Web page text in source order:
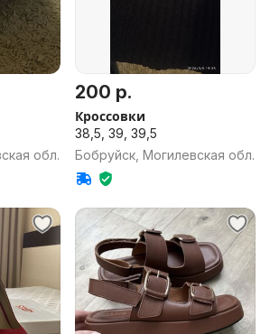
обл.
200 р.
Кроссовки
38,5, 39, 39,5
Бобруйск, Могилевская обл.